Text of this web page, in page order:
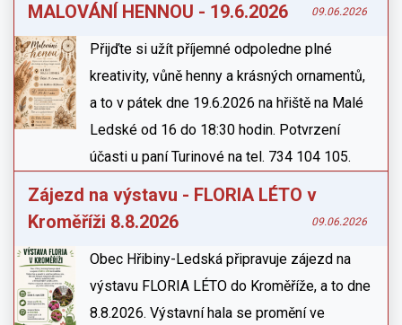
MALOVÁNÍ HENNOU - 19.6.2026 09.06.2026
Přijďte si užít příjemné odpoledne plné
kreativity, vůně henny a krásných ornamentů,
a to v pátek dne 19.6.2026 na hřiště na Malé
Ledské od 16 do 18:30 hodin. Potvrzení
účasti u paní Turinové na tel. 734 104 105.
Zájezd na výstavu - FLORIA LÉTO v
Kroměříži 8.8.2026
09.06.2026
Obec Hřibiny-Ledská připravuje zájezd na
výstavu FLORIA LÉTO do Kroměříže, a to dne
8.8.2026. Výstavní hala se promění ve